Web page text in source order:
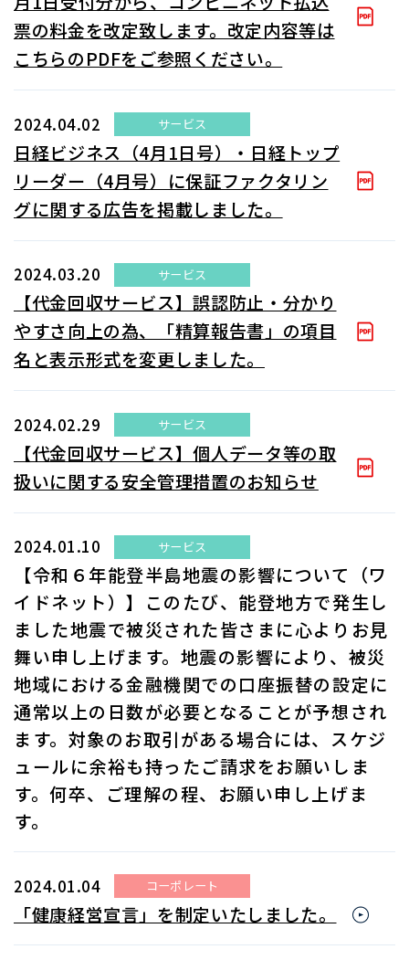
票の料金を改定致します。改定内容等は
こちらのPDFをご参照ください。
2024.04.02 サービス
日経ビジネス（4月1日号）・日経トップ
リーダー（4月号）に保証ファクタリン
グに関する広告を掲載しました。
2024.03.20 サービス
【代金回収サービス】誤認防止・分かり
やすさ向上の為、「精算報告書」の項目
名と表示形式を変更しました。
2024.02.29 サービス
【代金回収サービス】個人データ等の取
扱いに関する安全管理措置のお知らせ
2024.01.10 サービス
【令和６年能登半島地震の影響について（ワ
イドネット）】このたび、能登地方で発生し
ました地震で被災された皆さまに心よりお見
舞い申し上げます。地震の影響により、被災
地域における金融機関での口座振替の設定に
通常以上の日数が必要となることが予想され
ます。対象のお取引がある場合には、スケジ
ュールに余裕も持ったご請求をお願いしま
す。何卒、ご理解の程、お願い申し上げま
す。
2024.01.04 コーポレート
「健康経営宣言」を制定いたしました。